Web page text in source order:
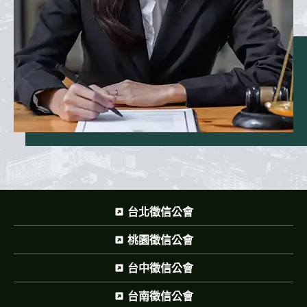
台北徵信公會
桃園徵信公會
台中徵信公會
台南徵信公會